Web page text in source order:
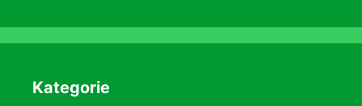
Kategorie